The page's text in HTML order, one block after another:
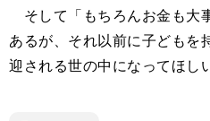
そして「もちろんお金も大
あるが、それ以前に子どもを
迎される世の中になってほし